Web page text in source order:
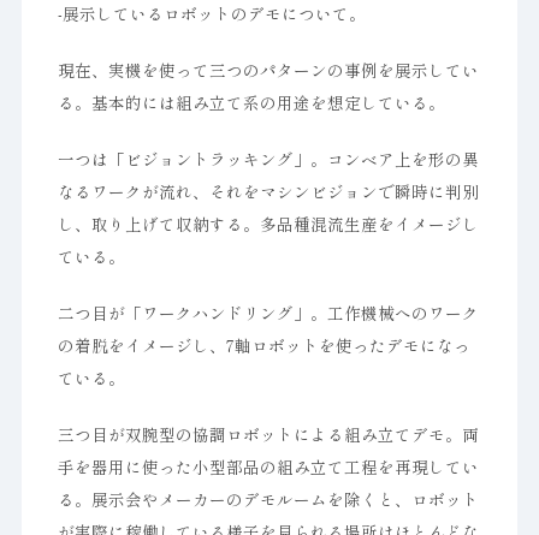
-展示しているロボットのデモについて。
現在、実機を使って三つのパターンの事例を展示してい
る。基本的には組み立て系の用途を想定している。
一つは「ビジョントラッキング」。コンベア上を形の異
なるワークが流れ、それをマシンビジョンで瞬時に判別
し、取り上げて収納する。多品種混流生産をイメージし
ている。
二つ目が「ワークハンドリング」。工作機械へのワーク
の着脱をイメージし、7軸ロボットを使ったデモになっ
ている。
三つ目が双腕型の協調ロボットによる組み立てデモ。両
手を器用に使った小型部品の組み立て工程を再現してい
る。展示会やメーカーのデモルームを除くと、ロボット